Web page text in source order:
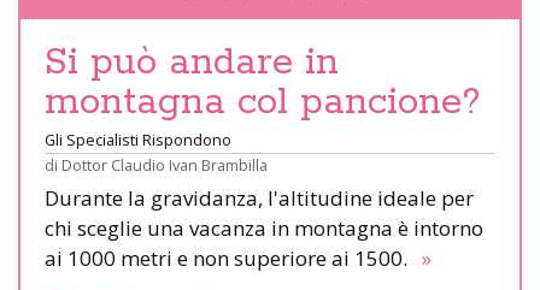
Si può andare in
montagna col pancione?
Gli Specialisti Rispondono
di Dottor Claudio Ivan Brambilla
Durante la gravidanza, l'altitudine ideale per
chi sceglie una vacanza in montagna è intorno
ai 1000 metri e non superiore ai 1500. »